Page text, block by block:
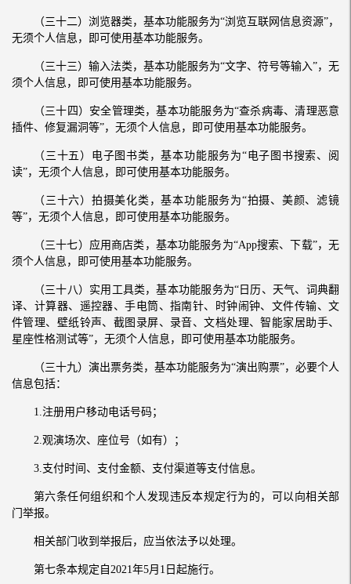
（三十二）浏览器类，基本功能服务为“浏览互联网信息资源”，
无须个人信息，即可使用基本功能服务。
（三十三）输入法类，基本功能服务为“文字、符号等输入”，无
须个人信息，即可使用基本功能服务。
（三十四）安全管理类，基本功能服务为“查杀病毒、清理恶意
插件、修复漏洞等”，无须个人信息，即可使用基本功能服务。
（三十五）电子图书类，基本功能服务为“电子图书搜索、阅
读”，无须个人信息，即可使用基本功能服务。
（三十六）拍摄美化类，基本功能服务为“拍摄、美颜、滤镜
等”，无须个人信息，即可使用基本功能服务。
（三十七）应用商店类，基本功能服务为“App搜索、下载”，无
须个人信息，即可使用基本功能服务。
（三十八）实用工具类，基本功能服务为“日历、天气、词典翻
译、计算器、遥控器、手电筒、指南针、时钟闹钟、文件传输、文
件管理、壁纸铃声、截图录屏、录音、文档处理、智能家居助手、
星座性格测试等”，无须个人信息，即可使用基本功能服务。
（三十九）演出票务类，基本功能服务为“演出购票”，必要个人
信息包括：
1.注册用户移动电话号码；
2.观演场次、座位号（如有）；
3.支付时间、支付金额、支付渠道等支付信息。
第六条任何组织和个人发现违反本规定行为的，可以向相关部
门举报。
相关部门收到举报后，应当依法予以处理。
第七条本规定自2021年5月1日起施行。